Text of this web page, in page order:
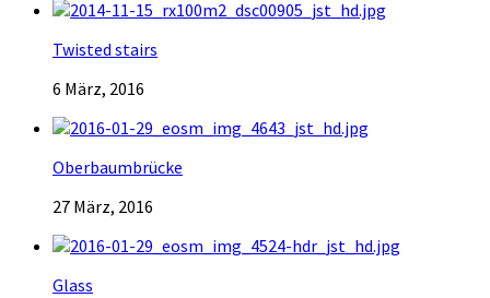
Twisted stairs
6 März, 2016
Oberbaumbrücke
27 März, 2016
Glass